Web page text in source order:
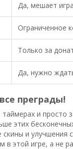
Да, мешает
Ограниченное
Только за
Да, нужно
преграды!
таймерах и просто
этих
скины и улучшения
в этой игре, а не